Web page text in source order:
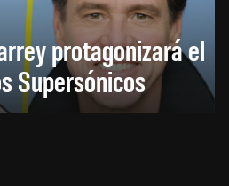
protagonizará el
Supersónicos